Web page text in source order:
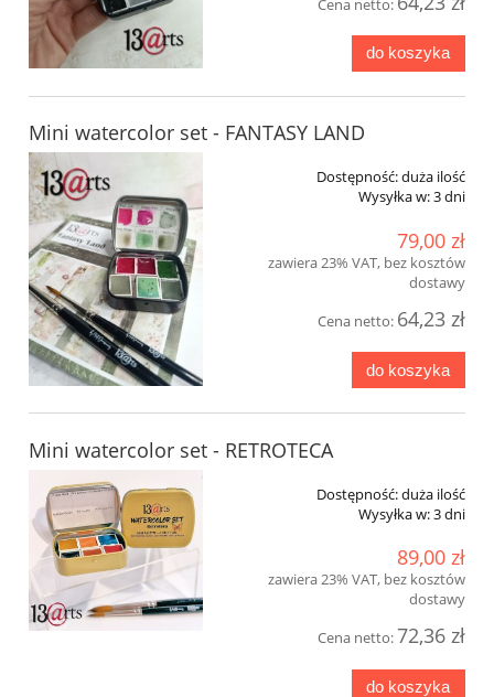
do koszyka
Mini watercolor set - FANTASY LAND
Dostępność:duża ilość
Wysyłka w:3 dni
79,00 zł
zawiera 23% VAT, bez kosztów
dostawy
Cena netto: 64,23 zł
do koszyka
Mini watercolor set - RETROTECA
Dostępność:duża ilość
Wysyłka w:3 dni
89,00 zł
zawiera 23% VAT, bez kosztów
dostawy
Cena netto:72,36 zł
do koszyka